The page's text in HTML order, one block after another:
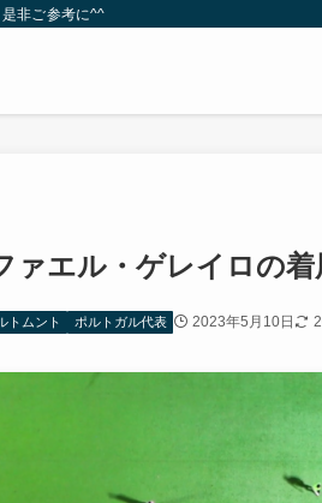
非ご参考に^^
ァエル・ゲレイロの
トムント ポルトガル代表 2023年5月10日